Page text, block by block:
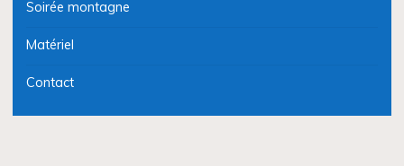
Soirée montagne
Matériel
Contact